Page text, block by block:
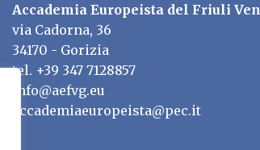
Accademia Europeista del Friuli
via Cadorna, 36
34170 - Gorizia
tel. +39 347 7128857
info@aefvg.eu
accademiaeuropeista@pec.it